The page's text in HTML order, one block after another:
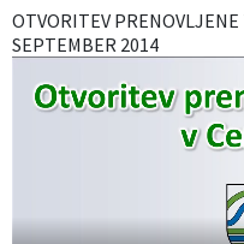
OTVORITEV
SEPTEMBER 2014